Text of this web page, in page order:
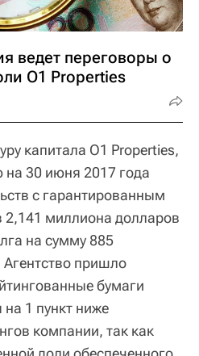
ведет переговоры о
O1 Properties
капитала O1 Properties,
на 30 июня 2017 года
с гарантированным
2,141 миллиона долларов
на сумму 885
пришло
бумаги
1 пункт ниже
компании, так как